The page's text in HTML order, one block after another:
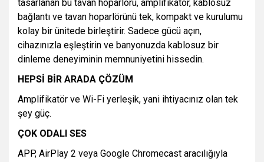
tasarlanan bu tavan hoparlörü, amplifikatör, kablosuz
bağlantı ve tavan hoparlörünü tek, kompakt ve kurulumu
kolay bir ünitede birleştirir. Sadece gücü açın,
cihazınızla eşleştirin ve banyonuzda kablosuz bir
dinleme deneyiminin memnuniyetini hissedin.
HEPSİ BİR ARADA ÇÖZÜM
Amplifikatör ve Wi-Fi yerleşik, yani ihtiyacınız olan tek
şey güç.
ÇOK ODALI SES
APP, AirPlay 2 veya Google Chromecast aracılığıyla